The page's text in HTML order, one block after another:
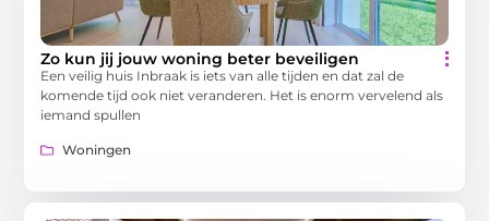
Zo kun jij jouw woning beter beveiligen
Een veilig huis Inbraak is iets van alle tijden en dat zal de
komende tijd ook niet veranderen. Het is enorm vervelend als
iemand spullen
Woningen